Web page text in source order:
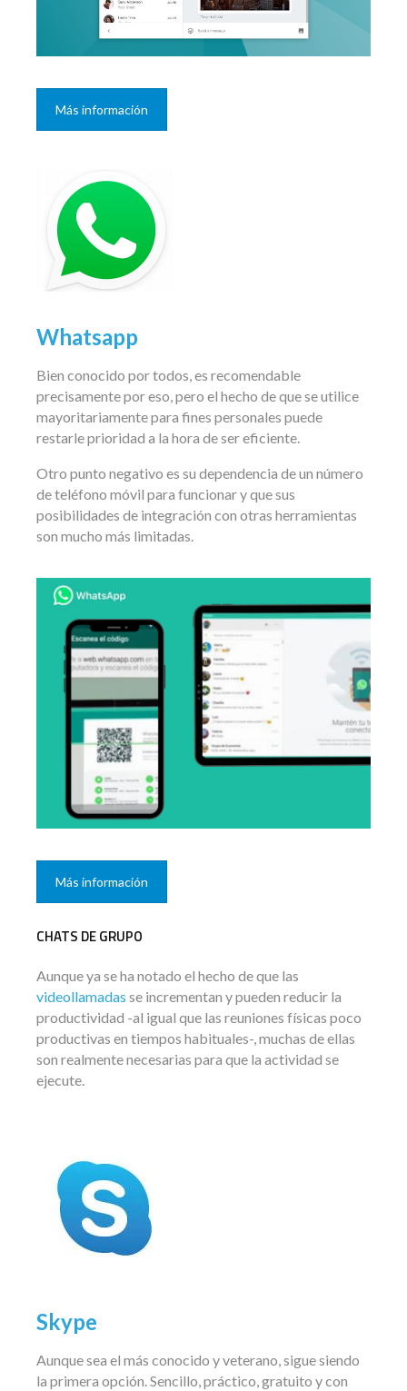
Más información
Whatsapp
Bien conocido por todos, es recomendable
precisamente por eso, pero el hecho de que se utilice
mayoritariamente para fines personales puede
restarle prioridad a la hora de ser eficiente.
Otro punto negativo es su dependencia de un número
de teléfono móvil para funcionar y que sus
posibilidades de integración con otras herramientas
son mucho más limitadas.
Más información
CHATS DE GRUPO
Aunque ya se ha notado el hecho de que las
videollamadas se incrementan y pueden reducir la
productividad -al igual que las reuniones físicas poco
productivas en tiempos habituales-, muchas de ellas
son realmente necesarias para que la actividad se
ejecute.
Skype
Aunque sea el más conocido y veterano, sigue siendo
la primera opción. Sencillo, práctico, gratuito y con